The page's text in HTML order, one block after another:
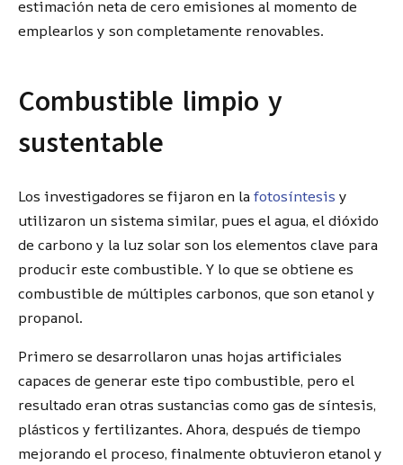
estimación neta de cero emisiones al momento de
emplearlos y son completamente renovables.
Combustible limpio y
sustentable
Los investigadores se fijaron en lafotosíntesis y
utilizaron un sistema similar, pues el agua, el dióxido
de carbono y la luz solar son los elementos clave para
producir este combustible. Y lo que se obtiene es
combustible de múltiples carbonos, que son etanol y
propanol.
Primero se desarrollaron unas hojas artificiales
capaces de generar este tipo combustible, pero el
resultado eran otras sustancias como gas de síntesis,
plásticos y fertilizantes. Ahora, después de tiempo
mejorando el proceso, finalmente obtuvieron etanol y